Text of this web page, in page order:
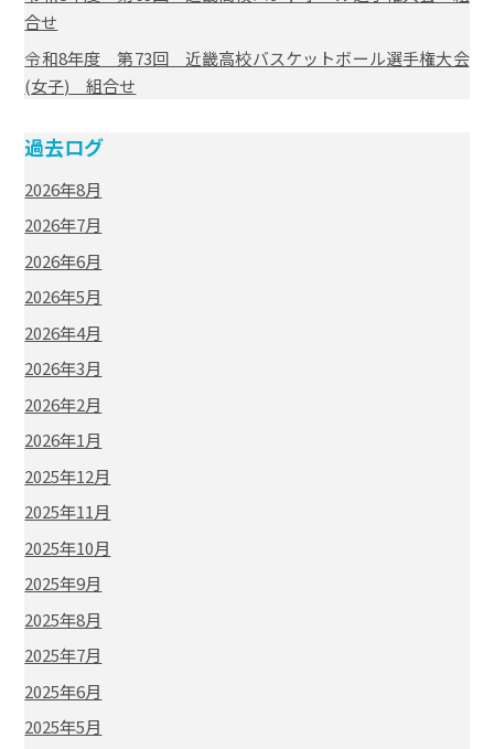
合せ
令和8年度 第73回 近畿高校バスケットボール選手権大会
(女子) 組合せ
過去ログ
2026年8月
2026年7月
2026年6月
2026年5月
2026年4月
2026年3月
2026年2月
2026年1月
2025年12月
2025年11月
2025年10月
2025年9月
2025年8月
2025年7月
2025年6月
2025年5月